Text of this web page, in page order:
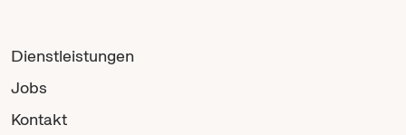
Dienstleistungen
Jobs
Kontakt